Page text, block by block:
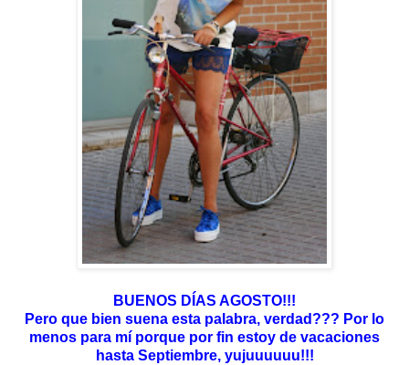
BUENOS DÍAS AGOSTO!!!
Pero que bien suena esta palabra, verdad??? Por lo
menos para mí porque por fin estoy de vacaciones
hasta Septiembre, yujuuuuuu!!!